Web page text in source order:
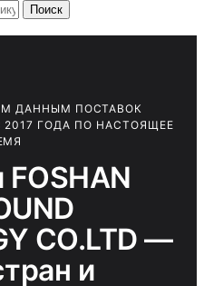
Поиск
ДАННЫМ ПОСТАВОК
ГОДА ПО НАСТОЯЩЕЕ
CO.LTD —
и